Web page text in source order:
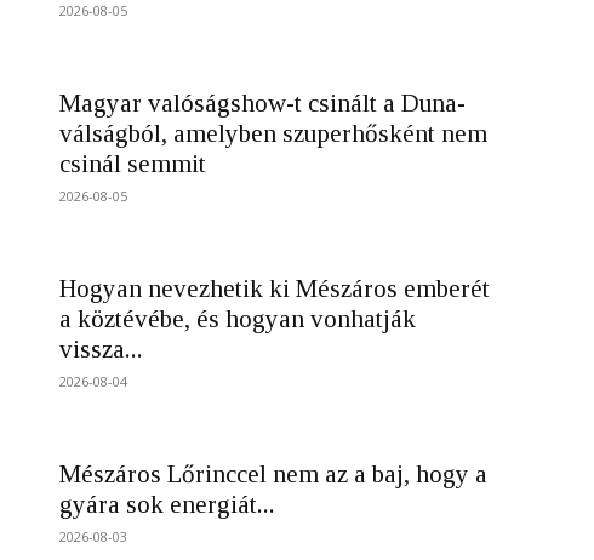
2026-08-05
Magyar valóságshow-t csinált a Duna-
válságból, amelyben szuperhősként nem
csinál semmit
2026-08-05
Hogyan nevezhetik ki Mészáros emberét
a köztévébe, és hogyan vonhatják
vissza...
2026-08-04
Mészáros Lőrinccel nem az a baj, hogy a
gyára sok energiát...
2026-08-03